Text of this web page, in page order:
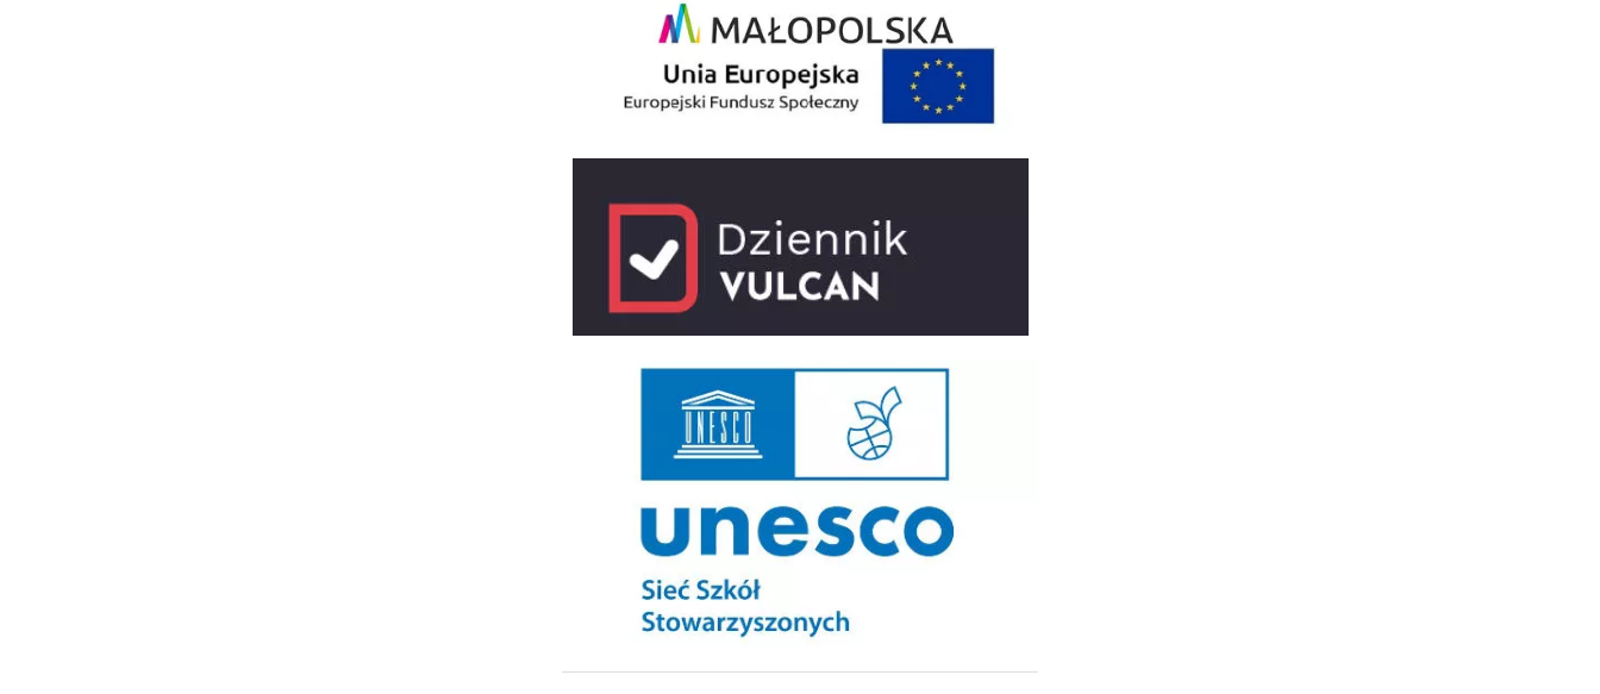
UNESCO Sieć Szkół Stowarzyszonych